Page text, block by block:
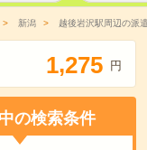
新潟 越後岩沢駅周辺の派
1,275 円
の検索条件